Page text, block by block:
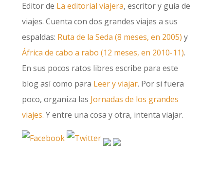
Editor de La editorial viajera, escritor y guía de
viajes. Cuenta con dos grandes viajes a sus
espaldas: Ruta de la Seda (8 meses, en 2005) y
África de cabo a rabo (12 meses, en 2010-11).
En sus pocos ratos libres escribe para este
blog así como para Leer y viajar. Por si fuera
poco, organiza las Jornadas de los grandes
viajes. Y entre una cosa y otra, intenta viajar.